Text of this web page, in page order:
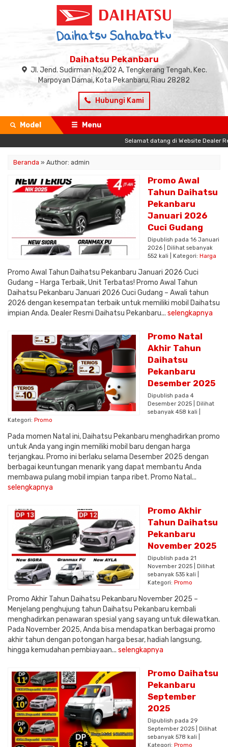
Daihatsu Pekanbaru
Jl. Jend. Sudirman No.202 A, Tengkerang Tengah, Kec.
Marpoyan Damai, Kota Pekanbaru, Riau 28282
Hubungi Kami
Model Menu
Selamat datang di Website Dealer
Beranda » Author: admin
Promo Awal
Tahun Daihatsu
Pekanbaru
Januari 2026
Cuci Gudang
Dipublish pada 16 Januari
2026 | Dilihat sebanyak
552 kali | Kategori: Harga
Promo Awal Tahun Daihatsu Pekanbaru Januari 2026 Cuci
Gudang – Harga Terbaik, Unit Terbatas! Promo Awal Tahun
Daihatsu Pekanbaru Januari 2026 Cuci Gudang – Awali tahun
2026 dengan kesempatan terbaik untuk memiliki mobil Daihatsu
impian Anda. Dealer Resmi Daihatsu Pekanbaru... selengkapnya
Promo Natal
Akhir Tahun
Daihatsu
Pekanbaru
Desember 2025
Dipublish pada 4
Desember 2025 | Dilihat
sebanyak 458 kali |
Kategori: Promo
Pada momen Natal ini, Daihatsu Pekanbaru menghadirkan promo
untuk Anda yang ingin memiliki mobil baru dengan harga
terjangkau. Promo ini berlaku selama Desember 2025 dengan
berbagai keuntungan menarik yang dapat membantu Anda
membawa pulang mobil impian tanpa ribet. Promo Natal...
selengkapnya
Promo Akhir
Tahun Daihatsu
Pekanbaru
November 2025
Dipublish pada 21
November 2025 | Dilihat
sebanyak 535 kali |
Kategori: Promo
Promo Akhir Tahun Daihatsu Pekanbaru November 2025 –
Menjelang penghujung tahun Daihatsu Pekanbaru kembali
menghadirkan penawaran spesial yang sayang untuk dilewatkan.
Pada November 2025, Anda bisa mendapatkan berbagai promo
akhir tahun dengan potongan harga besar, hadiah langsung,
hingga kemudahan pembiayaan... selengkapnya
Promo Daihatsu
Pekanbaru
September
2025
Dipublish pada 29
September 2025 | Dilihat
sebanyak 578 kali |
Kategori: Promo